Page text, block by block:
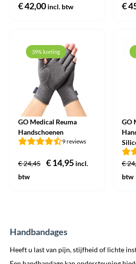
€42,00 incl. btw €
39% korting
GO Medical Reuma
Handschoenen
9 reviews
€24,45
Oorspronkelijke
€14,95Huidige
incl.
btw
GO
€
btw
Handbandages
Heeft u last van pijn, stijfheid of lichte